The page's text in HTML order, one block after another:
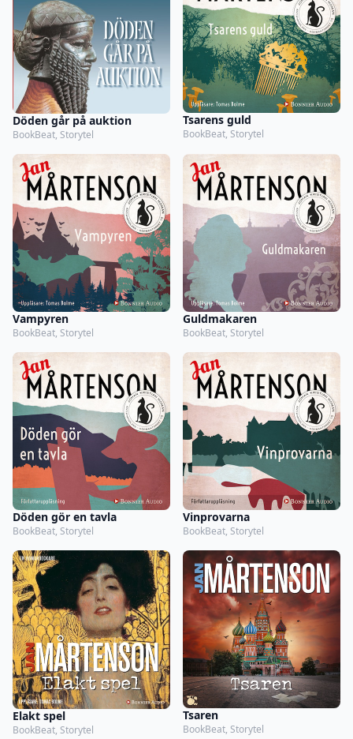
Döden går på auktion
BookBeat, Storytel
Tsarens guld
BookBeat, Storytel
Vampyren
BookBeat, Storytel
Guldmakaren
BookBeat, Storytel
Döden gör en tavla
BookBeat, Storytel
Vinprovarna
BookBeat, Storytel
Elakt spel
BookBeat, Storytel
Tsaren
BookBeat, Storytel